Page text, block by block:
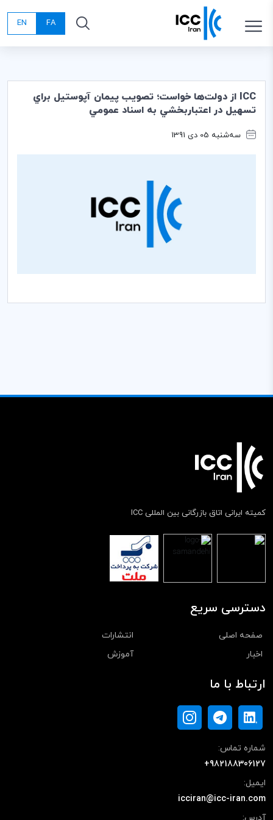
FA
EN
ICC از دولت‌ها خواست؛ تصويب پيمان آپوستيل براي
تسهيل در اعتباربخشي به اسناد عمومي
سه‌شنبه 05 دی 1391
کمیته ایرانی اتاق بازرگانی بین المللی ICC
دسترسی سریع
صفحه اصلی
انتشارات
اخبار
آموزش
ارتباط با ما
شماره تماس:
+982188306127
ایمیل:
icciran@icc-iran.com